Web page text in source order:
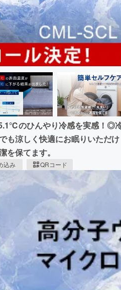
CAMPFIREふるさと納税machi-yaコ
のひんやり冷感を実感！◎
も涼しく快適にお眠りいただけ
保てます。
込み QRコード